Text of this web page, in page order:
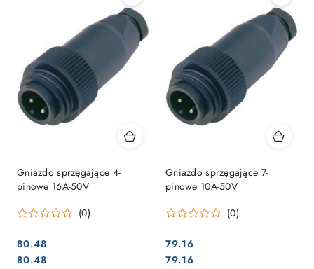
Gniazdo sprzęgające 4-
pinowe 16A-50V
(0)
Cena:
80.48
Cena:
80.48
Gniazdo sprzęgające 7-
pinowe 10A-50V
(0)
Cena:
79.16
Cena:
79.16